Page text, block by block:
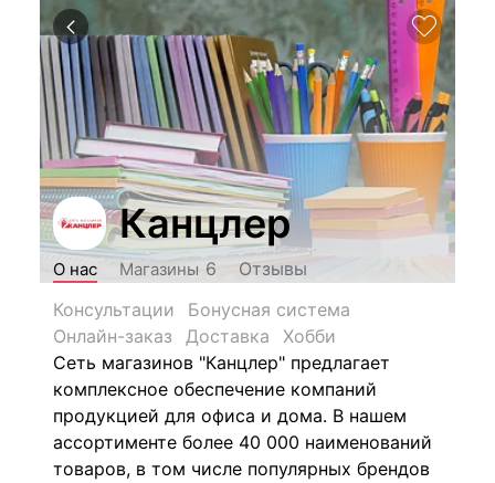
Канцлер
О нас Магазины 6
Отзывы
Консультации
Бонусная система
Онлайн-заказ
Доставка
Хобби
Сеть магазинов "Канцлер" предлагает
комплексное обеспечение компаний
продукцией для офиса и дома. В нашем
ассортименте более 40 000 наименований
товаров, в том числе популярных брендов